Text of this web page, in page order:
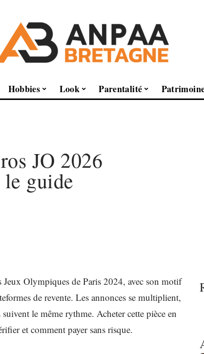
Hobbies Look Parentalité
JO 2026
guide
Olympiques de Paris 2024, avec son motif
de revente. Les annonces se multiplient,
le même rythme. Acheter cette pièce en
et comment payer sans risque.